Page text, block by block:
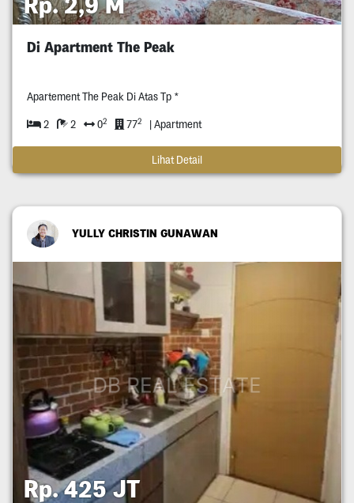
Di Apartment The Peak
Apartement The Peak Di Atas Tp *
2 2 02 772 | Apartment
Lihat Detail
YULLY CHRISTIN GUNAWAN
Rp. 425 JT